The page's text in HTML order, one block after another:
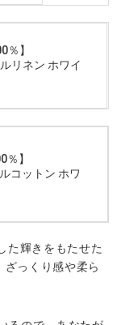
％】
リネン ホワイ
％】
コットン ホワ
た輝きをもたせた
っくり感や柔ら